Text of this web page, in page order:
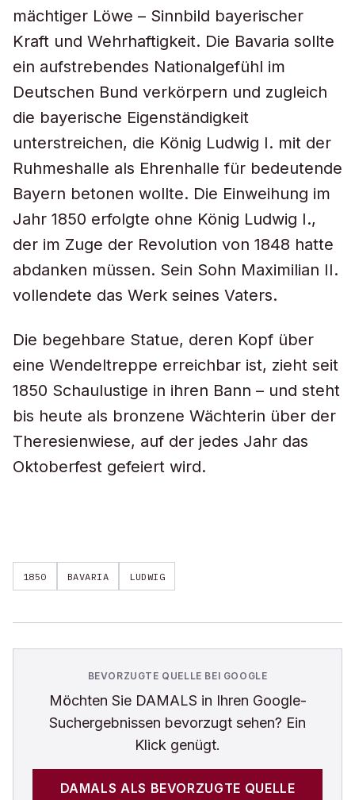
mächtiger Löwe – Sinnbild bayerischer
Kraft und Wehrhaftigkeit. Die Bavaria sollte
ein aufstrebendes Nationalgefühl im
Deutschen Bund verkörpern und zugleich
die bayerische Eigenständigkeit
unterstreichen, die König Ludwig I. mit der
Ruhmeshalle als Ehrenhalle für bedeutende
Bayern betonen wollte. Die Einweihung im
Jahr 1850 erfolgte ohne König Ludwig I.,
der im Zuge der Revolution von 1848 hatte
abdanken müssen. Sein Sohn Maximilian II.
vollendete das Werk seines Vaters.
Die begehbare Statue, deren Kopf über
eine Wendeltreppe erreichbar ist, zieht seit
1850 Schaulustige in ihren Bann – und steht
bis heute als bronzene Wächterin über der
Theresienwiese, auf der jedes Jahr das
Oktoberfest gefeiert wird.
1850 BAVARIA LUDWIG
BEVORZUGTE QUELLE BEI GOOGLE
Möchten Sie DAMALS in Ihren Google-
Suchergebnissen bevorzugt sehen? Ein
Klick genügt.
DAMALS ALS BEVORZUGTE QUELLE